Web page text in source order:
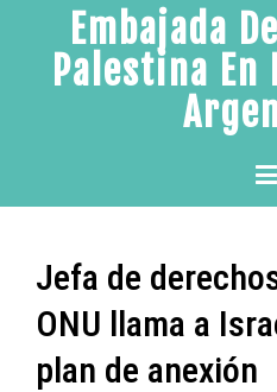
content
Embajada
Palestina En
Jefa de
ONU llama a
plan de anexión